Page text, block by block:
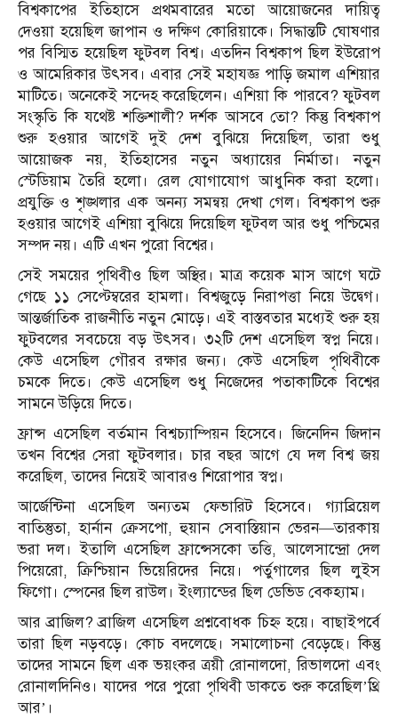
বিশ্বকাপের ইতিহাসে প্রথমবারের মতো আয়োজনের দায়িত্ব
দেওয়া হয়েছিল জাপান ও দক্ষিণ কোরিয়াকে। সিদ্ধান্তটি ঘোষণার
পর বিস্মিত হয়েছিল ফুটবল বিশ্ব। এতদিন বিশ্বকাপ ছিল ইউরোপ
ও আমেরিকার উৎসব। এবার সেই মহাযজ্ঞ পাড়ি জমাল এশিয়ার
মাটিতে। অনেকেই সন্দেহ করেছিলেন। এশিয়া কি পারবে? ফুটবল
সংস্কৃতি কি যথেষ্ট শক্তিশালী? দর্শক আসবে তো? কিন্তু বিশ্বকাপ
শুরু হওয়ার আগেই দুই দেশ বুঝিয়ে দিয়েছিল, তারা শুধু
আয়োজক নয়, ইতিহাসের নতুন অধ্যায়ের নির্মাতা। নতুন
স্টেডিয়াম তৈরি হলো। রেল যোগাযোগ আধুনিক করা হলো।
প্রযুক্তি ও শৃঙ্খলার এক অনন্য সমন্বয় দেখা গেল। বিশ্বকাপ শুরু
হওয়ার আগেই এশিয়া বুঝিয়ে দিয়েছিল ফুটবল আর শুধু পশ্চিমের
সম্পদ নয়। এটি এখন পুরো বিশ্বের।
সেই সময়ের পৃথিবীও ছিল অস্থির। মাত্র কয়েক মাস আগে ঘটে
গেছে ১১ সেপ্টেম্বরের হামলা। বিশ্বজুড়ে নিরাপত্তা নিয়ে উদ্বেগ।
আন্তর্জাতিক রাজনীতি নতুন মোড়ে। এই বাস্তবতার মধ্যেই শুরু হয়
ফুটবলের সবচেয়ে বড় উৎসব। ৩২টি দেশ এসেছিল স্বপ্ন নিয়ে।
কেউ এসেছিল গৌরব রক্ষার জন্য। কেউ এসেছিল পৃথিবীকে
চমকে দিতে। কেউ এসেছিল শুধু নিজেদের পতাকাটিকে বিশ্বের
সামনে উড়িয়ে দিতে।
ফ্রান্স এসেছিল বর্তমান বিশ্বচ্যাম্পিয়ন হিসেবে। জিনেদিন জিদান
তখন বিশ্বের সেরা ফুটবলার। চার বছর আগে যে দল বিশ্ব জয়
করেছিল, তাদের নিয়েই আবারও শিরোপার স্বপ্ন।
আর্জেন্টিনা এসেছিল অন্যতম ফেভারিট হিসেবে। গ্যাব্রিয়েল
বাতিস্তুতা, হার্নান ক্রেসপো, হুয়ান সেবাস্তিয়ান ভেরন—তারকায়
ভরা দল। ইতালি এসেছিল ফ্রান্সেসকো তত্তি, আলেসান্দ্রো দেল
পিয়েরো, ক্রিশ্চিয়ান ভিয়েরিদের নিয়ে। পর্তুগালের ছিল লুইস
ফিগো। স্পেনের ছিল রাউল। ইংল্যান্ডের ছিল ডেভিড বেকহ্যাম।
আর ব্রাজিল? ব্রাজিল এসেছিল প্রশ্নবোধক চিহ্ন হয়ে। বাছাইপর্বে
তারা ছিল নড়বড়ে। কোচ বদলেছে। সমালোচনা বেড়েছে। কিন্তু
তাদের সামনে ছিল এক ভয়ংকর ত্রয়ী রোনালদো, রিভালদো এবং
রোনালদিনিও। যাদের পরে পুরো পৃথিবী ডাকতে শুরু করেছিল’থ্রি
আর’।